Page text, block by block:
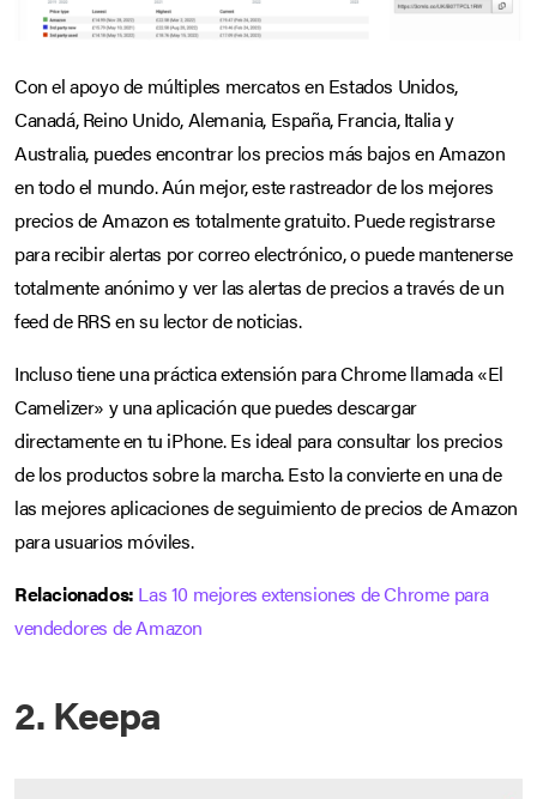
Con el apoyo de múltiples mercatos en Estados Unidos,
Canadá, Reino Unido, Alemania, España, Francia, Italia y
Australia, puedes encontrar los precios más bajos en Amazon
en todo el mundo. Aún mejor, este rastreador de los mejores
precios de Amazon es totalmente gratuito. Puede registrarse
para recibir alertas por correo electrónico, o puede mantenerse
totalmente anónimo y ver las alertas de precios a través de un
feed de RRS en su lector de noticias.
Incluso tiene una práctica extensión para Chrome llamada «El
Camelizer» y una aplicación que puedes descargar
directamente en tu iPhone. Es ideal para consultar los precios
de los productos sobre la marcha. Esto la convierte en una de
las mejores aplicaciones de seguimiento de precios de Amazon
para usuarios móviles.
Relacionados: Las 10 mejores extensiones de Chrome para
vendedores de Amazon
2. Keepa